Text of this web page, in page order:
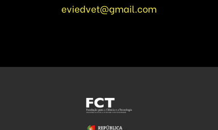
eviedvet@gmail.com